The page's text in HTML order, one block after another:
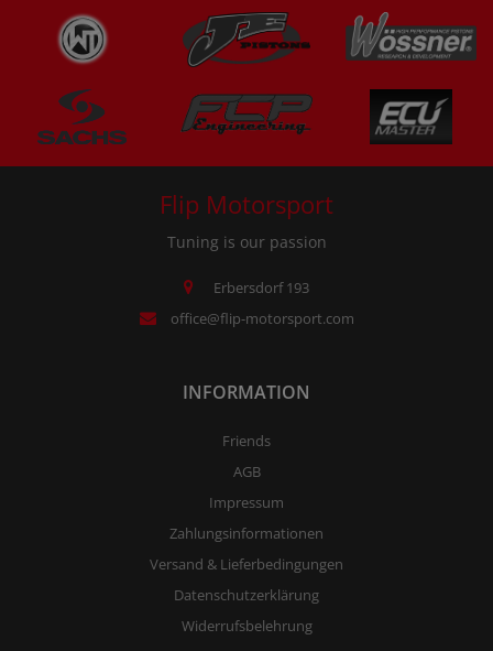
Flip Motorsport
Tuning is our passion
Erbersdorf 193
office@flip-motorsport.com
INFORMATION
Friends
AGB
Impressum
Zahlungsinformationen
Versand & Lieferbedingungen
Datenschutzerklärung
Widerrufsbelehrung